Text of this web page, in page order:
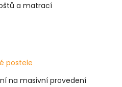
a matrací
postele
na masivní provedení